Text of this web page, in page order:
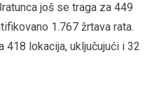
još se traga za 449
1.767 žrtava rata.
418 lokacija, uključujući i 32